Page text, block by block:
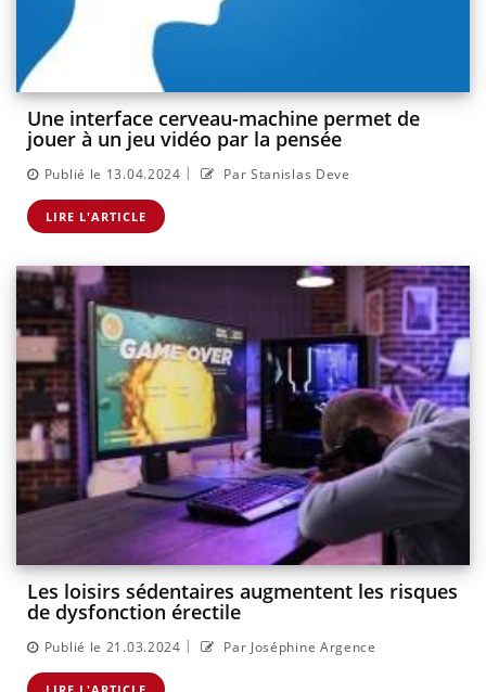
Une interface cerveau-machine permet de
jouer à un jeu vidéo par la pensée
Publié le 13.04.2024 | Par Stanislas Deve
LIRE L'ARTICLE
Les loisirs sédentaires augmentent les risques
de dysfonction érectile
Publié le 21.03.2024 | Par Joséphine Argence